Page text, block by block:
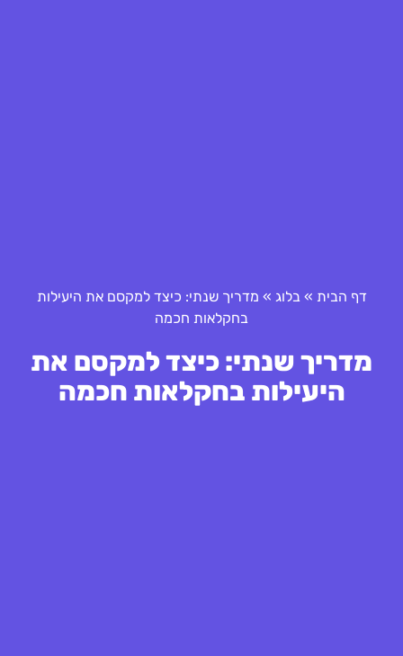
דף הבית »בלוג » מדריך שנתי: כיצד למקסם את היעילות
בחקלאות חכמה
מדריך שנתי: כיצד למקסם את
היעילות בחקלאות חכמה